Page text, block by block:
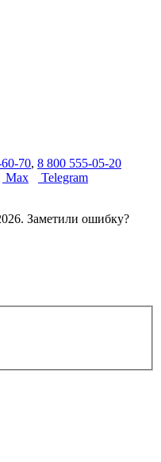
70, 8 800 555-05-20
Max
Telegram
Заметили ошибку?